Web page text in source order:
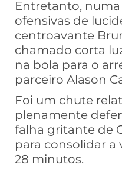
Entretanto, numa
ofensivas de
centroavante
chamado corta
na bola para o
parceiro Alason
Foi um chute
plenamente
falha gritante de
para consolidar a
28 minutos.